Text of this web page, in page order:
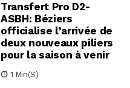
Transfert Pro D2-
ASBH: Béziers
officialise l’arrivée de
deux nouveaux piliers
pour la saison à venir
1 Min(s)